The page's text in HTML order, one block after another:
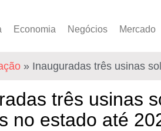
Economia
Tecnologia
Negócios
Empresas
Investimentos
Token
Mercado
Mercado
» Inauguradas três usinas
três usinas
no estado até